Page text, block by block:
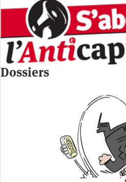
Dossiers